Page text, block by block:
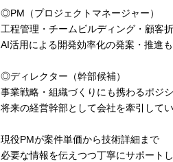
◎PM（プロジェクトマネージャー）
工程管理・チームビルディング・顧客
AI活用による開発効率化の発案・推進も
◎ディレクター（幹部候補）
事業戦略・組織づくりにも携わるポジシ
将来の経営幹部として会社を牽引してい
現役PMが案件単価から技術詳細まで
必要な情報を伝えつつ丁寧にサポートし